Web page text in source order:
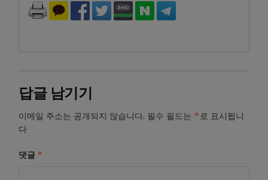
답글 남기기
이메일 주소는 공개되지 않습니다. 필수 필드는 *로 표시됩니
다
댓글 *